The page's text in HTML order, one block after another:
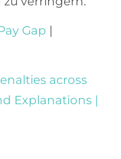
Gap |
across
Explanations |